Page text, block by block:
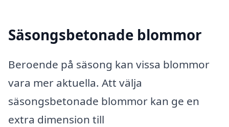
Säsongsbetonade blommor
Beroende på säsong kan vissa blommor
vara mer aktuella. Att välja
säsongsbetonade blommor kan ge en
extra dimension till